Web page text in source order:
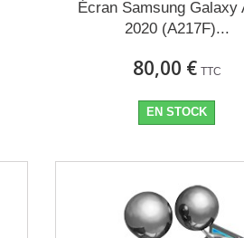
Écran Samsung Galaxy
2020 (A217F)...
80,00 € TTC
EN STOCK